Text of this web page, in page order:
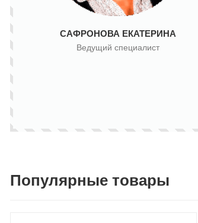
САФРОНОВА ЕКАТЕРИНА
Ведущий специалист
Популярные товары